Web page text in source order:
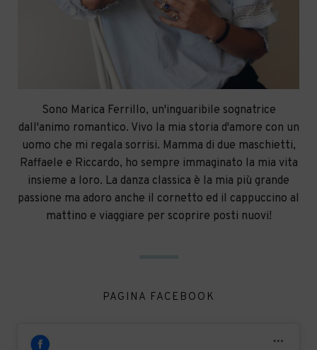
Sono Marica Ferrillo, un'inguaribile sognatrice
dall'animo romantico. Vivo la mia storia d'amore con un
uomo che mi regala sorrisi. Mamma di due maschietti,
Raffaele e Riccardo, ho sempre immaginato la mia vita
insieme a loro. La danza classica è la mia più grande
passione ma adoro anche il cornetto ed il cappuccino al
mattino e viaggiare per scoprire posti nuovi!
PAGINA FACEBOOK